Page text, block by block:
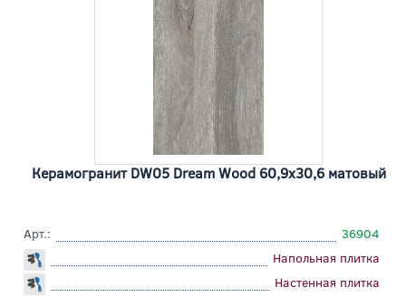
Керамогранит DW05 Dream Wood 60,9x30,6 матовый
Арт.:
36904
Напольная плитка
Настенная плитка